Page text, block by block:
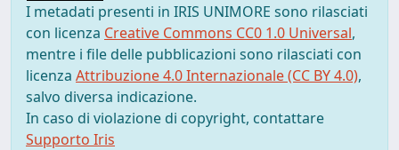
I metadati presenti in IRIS UNIMORE sono rilasciati
con licenza Creative Commons CC0 1.0 Universal,
mentre i file delle pubblicazioni sono rilasciati con
licenza Attribuzione 4.0 Internazionale (CC BY 4.0),
salvo diversa indicazione.
In caso di violazione di copyright, contattare
Supporto Iris